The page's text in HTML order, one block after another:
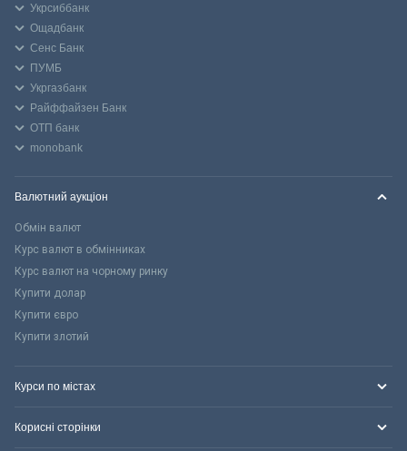
Укрсиббанк
Ощадбанк
Сенс Банк
ПУМБ
Укргазбанк
Райффайзен Банк
ОТП банк
monobank
Валютний аукціон
Обмін валют
Курс валют в обмінниках
Курс валют на чорному ринку
Купити долар
Купити євро
Купити злотий
Курси по містах
Корисні сторінки